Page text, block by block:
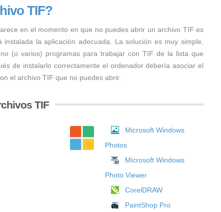
TIF?
en el momento en que no puedes abrir un archivo TIF es
la aplicación adecuada. La solución es muy simple,
(o varios) programas para trabajar con TIF de la lista que
de instalarlo correctamente el ordenador debería asociar el
el archivo TIF que no puedes abrir.
TIF
Microsoft Windows
Photos
Microsoft Windows
Photo Viewer
CorelDRAW
PaintShop Pro